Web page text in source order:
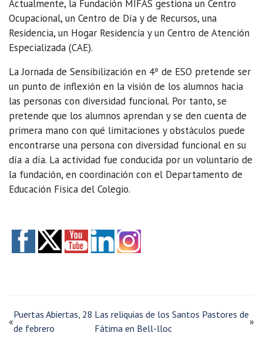
Actualmente, la Fundación MIFAS gestiona un Centro
Ocupacional, un Centro de Día y de Recursos, una
Residencia, un Hogar Residencia y un Centro de Atención
Especializada (CAE).
La Jornada de Sensibilización en 4º de ESO pretende ser
un punto de inflexión en la visión de los alumnos hacia
las personas con diversidad funcional. Por tanto, se
pretende que los alumnos aprendan y se den cuenta de
primera mano con qué limitaciones y obstáculos puede
encontrarse una persona con diversidad funcional en su
día a día. La actividad fue conducida por un voluntario de
la fundación, en coordinación con el Departamento de
Educación Física del Colegio.
«
Puertas Abiertas, 28
de febrero
Las reliquias de los Santos Pastores de
Fátima en Bell-lloc
»